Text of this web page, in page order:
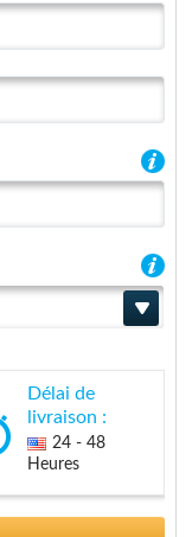
Délai de
livraison :
24 - 48
Heures